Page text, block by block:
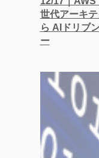
世代アーキ
ら​ AIドリブ
ー